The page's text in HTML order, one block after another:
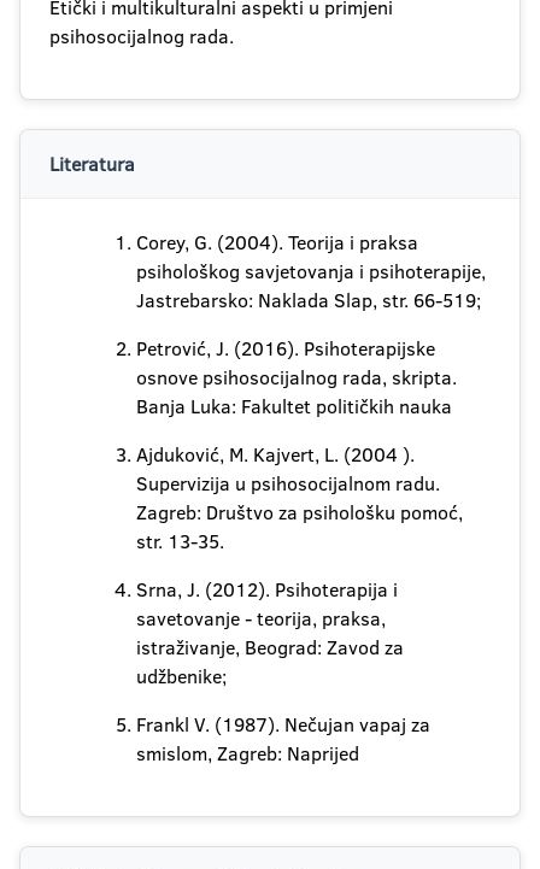
Etički i multikulturalni aspekti u primjeni
psihosocijalnog rada.
Literatura
Corey, G. (2004). Teorija i praksa
psihološkog savjetovanja i psihoterapije,
Jastrebarsko: Naklada Slap, str. 66-519;
Petrović, J. (2016). Psihoterapijske
osnove psihosocijalnog rada, skripta.
Banja Luka: Fakultet političkih nauka
Ajduković, M. Kajvert, L. (2004 ).
Supervizija u psihosocijalnom radu.
Zagreb: Društvo za psihološku pomoć,
str. 13-35.
Srna, J. (2012). Psihoterapija i
savetovanje - teorija, praksa,
istraživanje, Beograd: Zavod za
udžbenike;
Frankl V. (1987). Nečujan vapaj za
smislom, Zagreb: Naprijed